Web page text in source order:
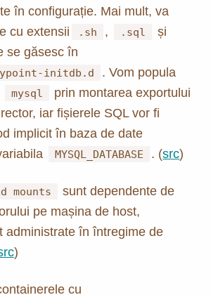
în configurație. Mai mult, va
cu extensii
.sh , .sql și
se găsesc în
initdb.d
. Vom popula
mysql
prin montarea exportului
iar fișierele SQL vor fi
implicit în baza de date
MYSQL_DATABASE . (src)
mounts
sunt dependente de
pe mașina de host,
administrate în întregime de
)
cu